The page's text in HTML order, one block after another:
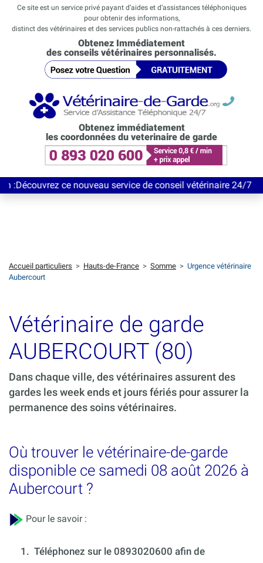
Ce site est un service privé payant d’aides et d’assistances téléphoniques
pour obtenir des informations,
distinct des vétérinaires et des services publics non-rattachés à ces derniers.
Obtenez Immédiatement
des conseils vétérinaires personnalisés.
Obtenez immédiatement
les coordonnées du veterinaire de garde
ce nouveau service de conseil vétérinaire 24/7
Accueil particuliers > Hauts-de-France > Somme > Urgence vétérinaire
Aubercourt
Vétérinaire de garde
AUBERCOURT (80)
Dans chaque ville, des vétérinaires assurent des
gardes les week ends et jours fériés pour assurer la
permanence des soins vétérinaires.
Où trouver le vétérinaire-de-garde
disponible ce samedi 08 août 2026 à
Aubercourt ?
Pour le savoir :
1. Téléphonez sur le 0893020600 afin de